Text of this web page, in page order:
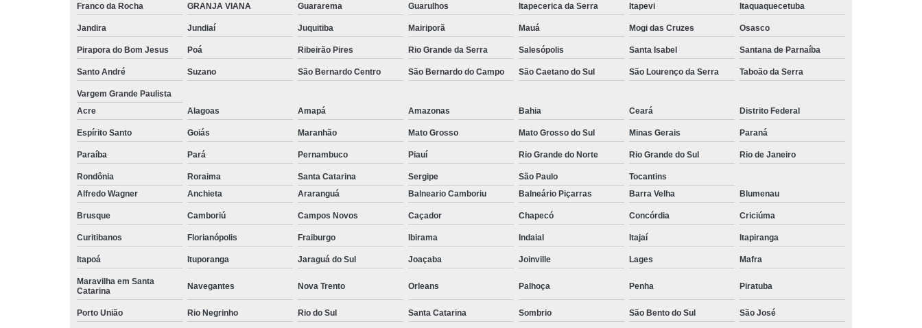
Franco da Rocha GRANJA VIANA Guararema Guarulhos Itapecerica da Serra Itapevi Itaquaquecetuba
Jandira Jundiaí Juquitiba Mairiporã Mauá Mogi das Cruzes Osasco
Pirapora do Bom Jesus Poá Ribeirão Pires Rio Grande da Serra Salesópolis Santa Isabel Santana de Parnaíba
Santo André Suzano São Bernardo Centro São Bernardo do Campo São Caetano do Sul São Lourenço da Serra Taboão da Serra
Vargem Grande Paulista
Acre
Alagoas Amapá Amazonas Bahia Ceará Distrito Federal
Espírito Santo Goiás Maranhão Mato Grosso Mato Grosso do Sul Minas Gerais Paraná
Paraíba Pará Pernambuco Piauí Rio Grande do Norte Rio Grande do Sul Rio de Janeiro
Rondônia Roraima Santa Catarina Sergipe São Paulo
Tocantins
Alfredo Wagner
Anchieta Araranguá Balneario Camboriu Balneário Piçarras Barra Velha Blumenau
Brusque Camboriú Campos Novos Caçador Chapecó Concórdia Criciúma
Curitibanos Florianópolis Fraiburgo Ibirama Indaial Itajaí Itapiranga
Itapoá Ituporanga Jaraguá do Sul Joaçaba Joinville Lages Mafra
Maravilha em Santa
Catarina
Navegantes Nova Trento Orleans Palhoça Penha Piratuba
Porto União Rio Negrinho Rio do Sul Santa Catarina Sombrio São Bento do Sul São José